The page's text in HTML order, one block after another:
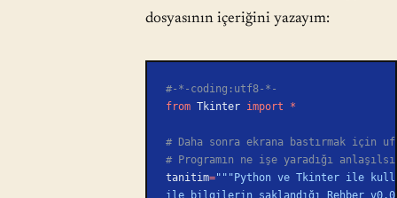
dosyasının içeriğini yazayım:
#-*-coding:utf8-*-
from Tkinter import *
# Daha sonra ekrana bastırmak için
# Programın ne işe yaradığı
tanitim="""Python ve Tkinter ile
ile bilgilerin saklandığı Rehber v0.01